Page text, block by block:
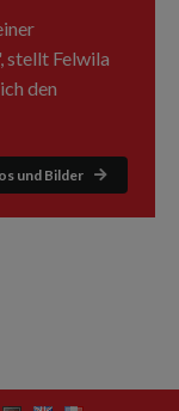
stellt Felwila
den
und Bilder